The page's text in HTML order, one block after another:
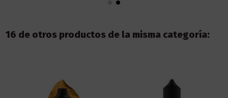
16 de otros productos de la misma categoría: